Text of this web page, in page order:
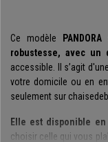
Ce modèle
robustesse, avec un
accessible. Il s’agit
votre domicile ou en
seulement sur
Elle est disponible
choisir celle qui vous